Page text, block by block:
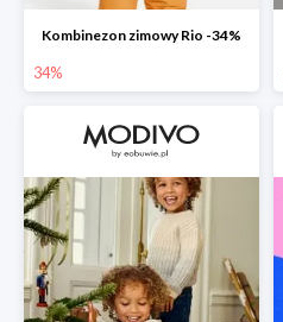
Kombinezon zimowy Rio -34%
34%